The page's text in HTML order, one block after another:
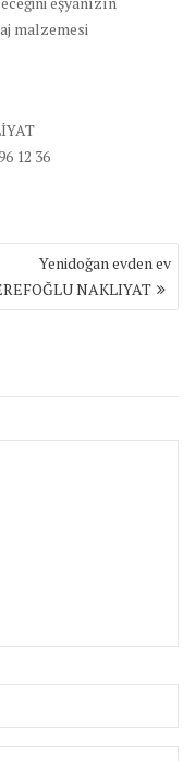
malzemesi
12 36
Yenidoğan evden ev
NAKLIYAT